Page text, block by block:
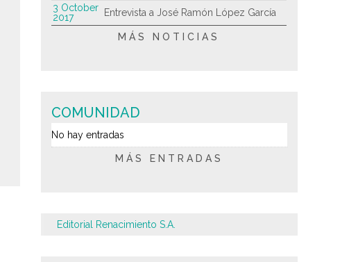
3 October
2017
Entrevista a José Ramón López García
MÁS NOTICIAS
COMUNIDAD
No hay entradas
MÁS ENTRADAS
Editorial Renacimiento S.A.